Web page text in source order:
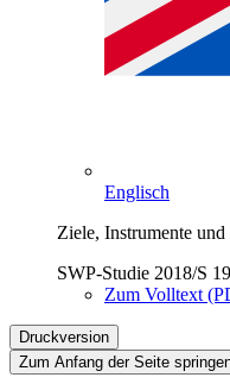
Englisch
Ziele, Instrumente und
SWP-Studie 2018/S
Zum Volltext
Druckversion
Zum Anfang der Seite